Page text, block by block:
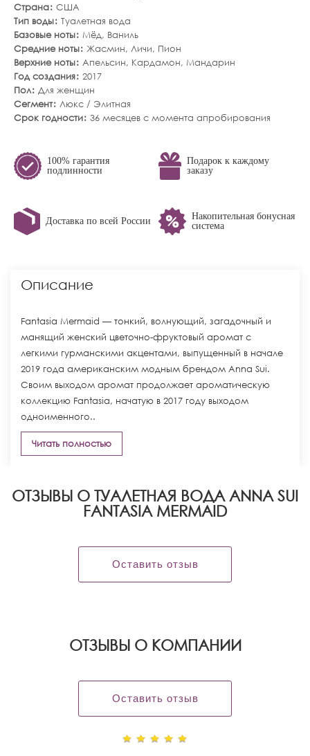
Страна США
Тип воды Туалетная вода
Базовые ноты Мёд, Ваниль
Средние ноты Жасмин, Личи, Пион
Верхние ноты Апельсин, Кардамон, Мандарин
Год создания 2017
Пол Для женщин
Сегмент Люкс / Элитная
Срок годности 36 месяцев с момента апробирования
100% гарантия
подлинности
Подарок к каждому
заказу
Доставка по всей России
Накопительная бонусная
система
Описание
Fantasia Mermaid — тонкий, волнующий, загадочный и
манящий женский цветочно-фруктовый аромат с
легкими гурманскими акцентами, выпущенный в начале
2019 года американским модным брендом Anna Sui.
Своим выходом аромат продолжает ароматическую
коллекцию Fantasia, начатую в 2017 году выходом
одноименного..
Читать полностью
ОТЗЫВЫ О ТУАЛЕТНАЯ ВОДА ANNA SUI
FANTASIA MERMAID
Оставить отзыв
OТЗЫВЫ О КОМПАНИИ
Оставить отзыв